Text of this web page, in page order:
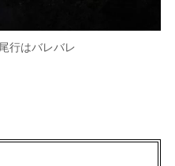
行はバレバレ